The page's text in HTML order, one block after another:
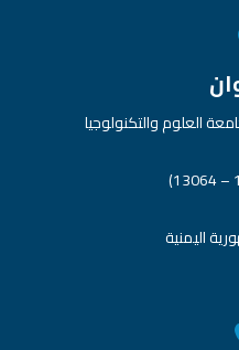
العلوم والتكنولوجيا
اليمنية